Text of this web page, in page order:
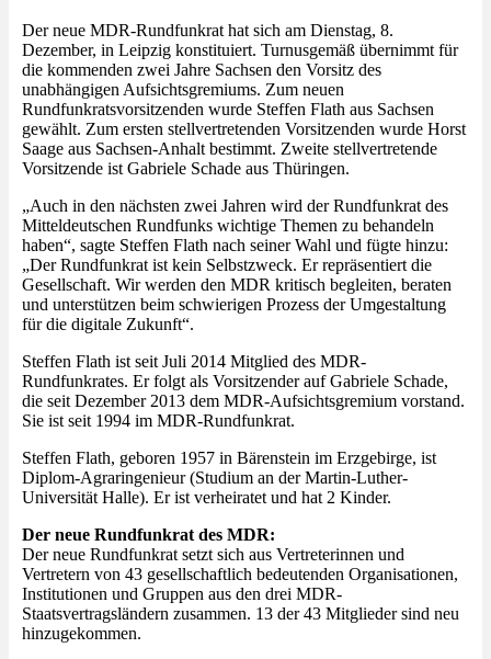
Der neue MDR-Rundfunkrat hat sich am Dienstag, 8.
Dezember, in Leipzig konstituiert. Turnusgemäß übernimmt für
die kommenden zwei Jahre Sachsen den Vorsitz des
unabhängigen Aufsichtsgremiums. Zum neuen
Rundfunkratsvorsitzenden wurde Steffen Flath aus Sachsen
gewählt. Zum ersten stellvertretenden Vorsitzenden wurde Horst
Saage aus Sachsen-Anhalt bestimmt. Zweite stellvertretende
Vorsitzende ist Gabriele Schade aus Thüringen.
„Auch in den nächsten zwei Jahren wird der Rundfunkrat des
Mitteldeutschen Rundfunks wichtige Themen zu behandeln
haben“, sagte Steffen Flath nach seiner Wahl und fügte hinzu:
„Der Rundfunkrat ist kein Selbstzweck. Er repräsentiert die
Gesellschaft. Wir werden den MDR kritisch begleiten, beraten
und unterstützen beim schwierigen Prozess der Umgestaltung
für die digitale Zukunft“.
Steffen Flath ist seit Juli 2014 Mitglied des MDR-
Rundfunkrates. Er folgt als Vorsitzender auf Gabriele Schade,
die seit Dezember 2013 dem MDR-Aufsichtsgremium vorstand.
Sie ist seit 1994 im MDR-Rundfunkrat.
Steffen Flath, geboren 1957 in Bärenstein im Erzgebirge, ist
Diplom-Agraringenieur (Studium an der Martin-Luther-
Universität Halle). Er ist verheiratet und hat 2 Kinder.
Der neue Rundfunkrat des MDR:
Der neue Rundfunkrat setzt sich aus Vertreterinnen und
Vertretern von 43 gesellschaftlich bedeutenden Organisationen,
Institutionen und Gruppen aus den drei MDR-
Staatsvertragsländern zusammen. 13 der 43 Mitglieder sind neu
hinzugekommen.